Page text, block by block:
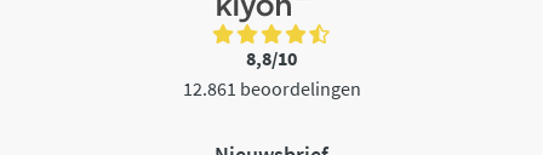
8,8/10
12.861 beoordelingen